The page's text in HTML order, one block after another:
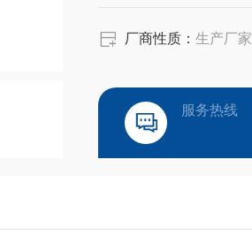
厂商性质： 生产厂家
服务热线